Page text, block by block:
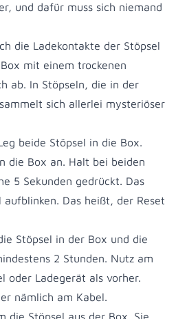
und dafür muss sich niemand
die Ladekontakte der Stöpsel
mit einem trockenen
ab. In Stöpseln, die in der
sich allerlei mysteriöser
beide Stöpsel in die Box.
die Box an. Halt bei beiden
5 Sekunden gedrückt. Das
Das heißt, der Reset
Stöpsel in der Box und die
2 Stunden. Nutz am
oder Ladegerät als vorher.
nämlich am Kabel.
die Stöpsel aus der Box. Sie